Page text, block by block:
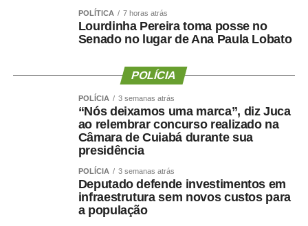
hipotecarmos o nosso apoio incondicional à candidatura
de Wellington Fagundes ao Governo e de Janaína Riva
Durante o discurso, Jayme também criticou o cenário
político atual e afirmou que interesses econômicos têm
prevalecido sobre as necessidades da população. Para o
senador, a coligação formada deve priorizar propostas
voltadas às áreas de saúde, educação e segurança
“A partir de hoje não existe MDB, não existe PL. O que
existe é o partido do povo.”
POLÍTICA 7 horas atrás
Lourdinha Pereira toma posse no
Senado no lugar de Ana Paula Lobato
POLÍCIA
POLÍCIA 3 semanas atrás
“Nós deixamos uma marca”, diz Juca
ao relembrar concurso realizado na
Câmara de Cuiabá durante sua
presidência
POLÍCIA 3 semanas atrás
Deputado defende investimentos em
infraestrutura sem novos custos para
a população